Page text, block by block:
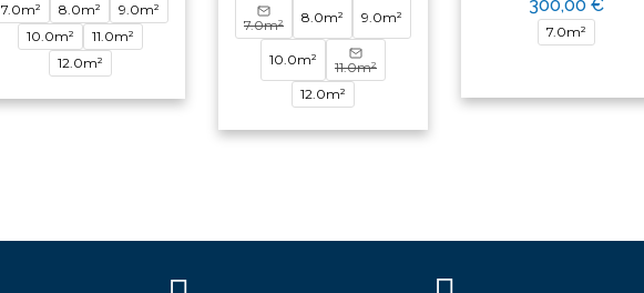
7.0m² 8.0m²
9.0m²
10.0m²
11.0m²
12.0m²
7.0m² 8.0m² 9.0m²
10.0m²
11.0m²
12.0m²
300,00 €
7.0m²